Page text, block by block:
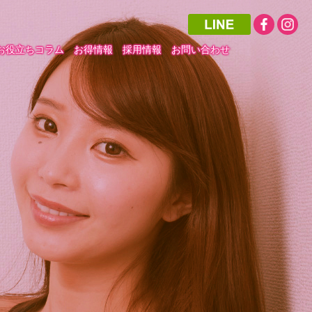
役立ちコラム お得情報 採用情報 お問い合わせ